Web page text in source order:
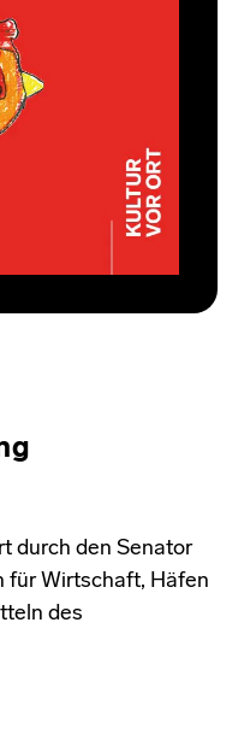
durch den Senator
für Wirtschaft, Häfen
des